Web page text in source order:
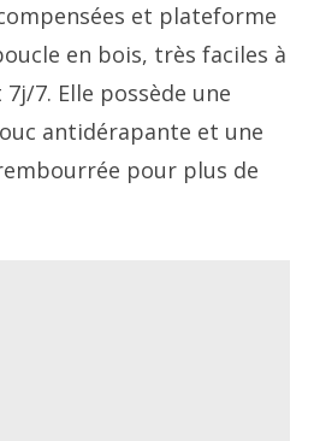
et plateforme
en bois, très faciles à
7. Elle possède une
antidérapante et une
pour plus de